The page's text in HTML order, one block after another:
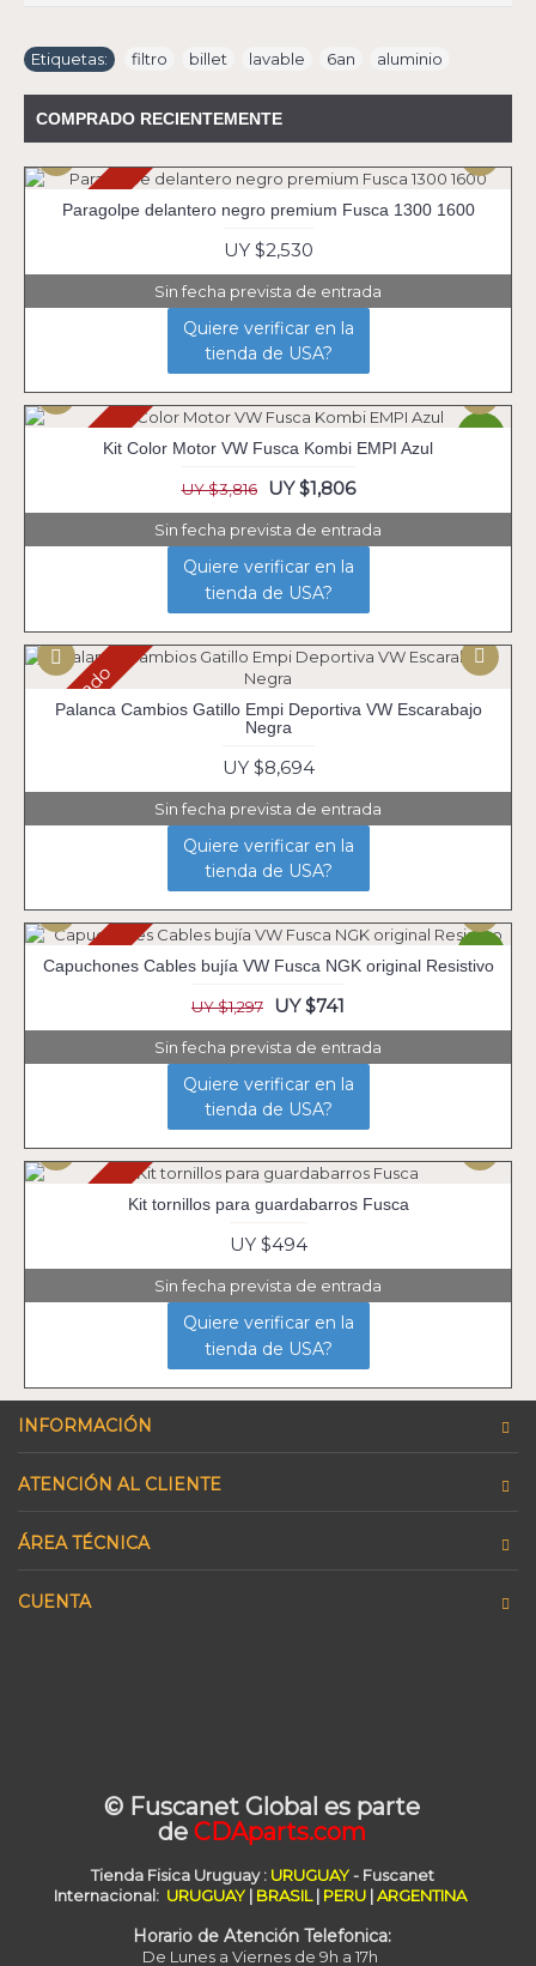
Etiquetas: filtro billet lavable 6an aluminio
COMPRADO RECIENTEMENTE
Agotado
Paragolpe delantero negro premium Fusca 1300 1600
UY $2,530
Sin fecha prevista de entrada
Quiere verificar en la
tienda de USA?
AgotadoKit Color Motor VW Fusca Kombi EMPI Azul
UY $3,816 UY $1,806
Sin fecha prevista de entrada
Quiere verificar en la
tienda de USA?
Agotado
Palanca Cambios Gatillo Empi Deportiva VW Escarabajo
Negra
UY $8,694
Sin fecha prevista de entrada
Quiere verificar en la
tienda de USA?
Agotado
Capuchones Cables bujía VW Fusca NGK original Resistivo
UY $1,297 UY $741
Sin fecha prevista de entrada
Quiere verificar en la
tienda de USA?
Kit tornillos para guardabarros Fusca
UY $494
Sin fecha prevista de entrada
Quiere verificar en la
tienda de USA?
INFORMACIÓN
ATENCIÓN AL CLIENTE
ÁREA TÉCNICA
CUENTA
© Fuscanet Global es parte
de CDAparts.com
Tienda Fisica Uruguay: URUGUAY- Fuscanet
Internacional: URUGUAY | BRASIL| PERU |ARGENTINA
Horario de Atención Telefonica:
De Lunes a Viernes de 9h a 17h